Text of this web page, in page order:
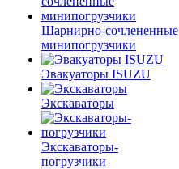
Шарнирно-сочлененные
минипогрузчики
Эвакуаторы ISUZU
Экскаваторы
Экскаваторы-
погрузчики